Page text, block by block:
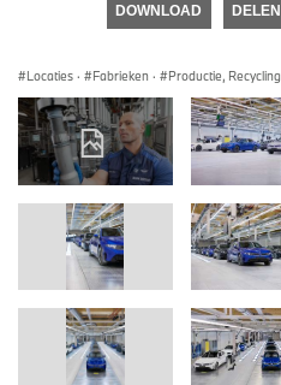
DOWNLOAD DELEN
Locaties · Fabrieken · Productie, Recycling